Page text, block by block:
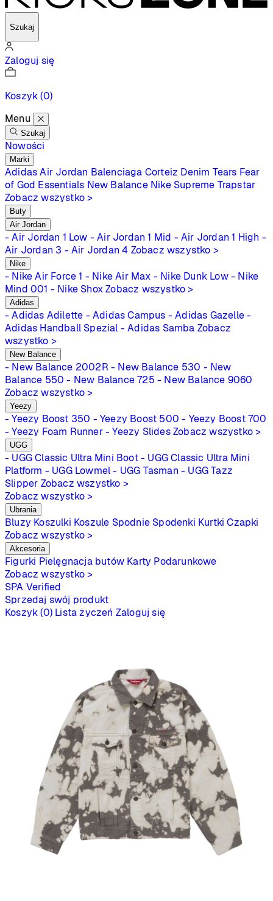
Szukaj
Zaloguj się
Koszyk(0)
Menu
Szukaj
Nowości
Marki
Adidas Air Jordan Balenciaga Corteiz Denim Tears Fear
of God Essentials New Balance Nike Supreme Trapstar
Zobacz wszystko >
Buty
Air Jordan
- Air Jordan 1 Low - Air Jordan 1 Mid - Air Jordan 1 High -
Air Jordan 3 - Air Jordan 4 Zobacz wszystko >
Nike
- Nike Air Force 1 - Nike Air Max - Nike Dunk Low - Nike
Mind 001 - Nike Shox Zobacz wszystko >
Adidas
- Adidas Adilette - Adidas Campus - Adidas Gazelle -
Adidas Handball Spezial - Adidas Samba Zobacz
wszystko >
New Balance
- New Balance 2002R - New Balance 530 - New
Balance 550 - New Balance 725 - New Balance 9060
Zobacz wszystko >
Yeezy
- Yeezy Boost 350 - Yeezy Boost 500 - Yeezy Boost 700
- Yeezy Foam Runner - Yeezy Slides Zobacz wszystko >
UGG
- UGG Classic Ultra Mini Boot - UGG Classic Ultra Mini
Platform - UGG Lowmel - UGG Tasman - UGG Tazz
Slipper Zobacz wszystko >
Zobacz wszystko >
Ubrania
Bluzy Koszulki Koszule Spodnie Spodenki Kurtki Czapki
Zobacz wszystko >
Akcesoria
Figurki Pielęgnacja butów Karty Podarunkowe
Zobacz wszystko >
SPA Verified
Sprzedaj swój produkt
Koszyk (0) Lista życzeń Zaloguj się